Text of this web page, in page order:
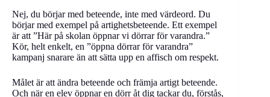
Nej, du börjar med beteende, inte med värdeord. Du
börjar med exempel på artighetsbeteende. Ett exempel
är att ”Här på skolan öppnar vi dörrar för varandra.”
Kör, helt enkelt, en ”öppna dörrar för varandra”
kampanj snarare än att sätta upp en affisch om respekt.
Målet är att ändra beteende och främja artigt beteende.
Och när en elev öppnar en dörr åt dig tackar du, förstås,